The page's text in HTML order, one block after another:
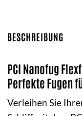
BESCHREIBUNG
PCI Nanofug
Perfekte Fugen
Verleihen Sie